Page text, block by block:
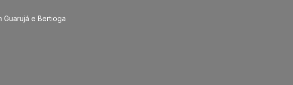
Guarujá e Bertioga